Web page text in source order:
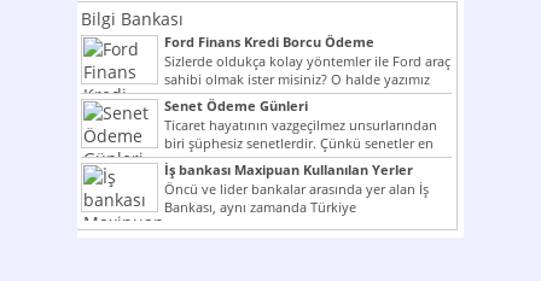
Bilgi Bankası
Ford Finans Kredi Borcu Ödeme
Sizlerde oldukça kolay yöntemler ile Ford araç
sahibi olmak ister misiniz? O halde yazımız
ilginizi...
Senet Ödeme Günleri
Ticaret hayatının vazgeçilmez unsurlarından
biri şüphesiz senetlerdir. Çünkü senetler en
çok kullanılan ödeme araçlarıdır. Taksitler...
İş bankası Maxipuan Kullanılan Yerler
Öncü ve lider bankalar arasında yer alan İş
Bankası, aynı zamanda Türkiye
Cumhuriyeti’nin ilk milli...